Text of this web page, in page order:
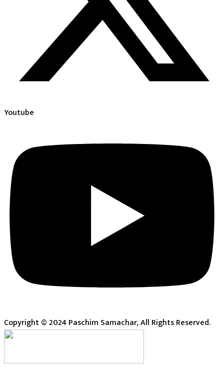
Youtube
Copyright © 2024 Paschim Samachar, All Rights Reserved.